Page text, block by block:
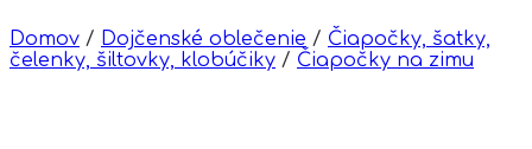
Domov / Dojčenské oblečenie / Čiapočky, šatky,
čelenky, šiltovky, klobúčiky / Čiapočky na zimu